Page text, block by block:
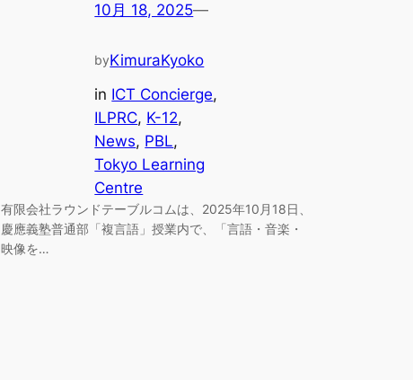
10月 18, 2025—
byKimuraKyoko
in ICT Concierge
ILPRC, K-12
News, PBL
Tokyo Learning
Centre
有限会社ラウンドテーブルコムは、2025年10月18日、
慶應義塾普通部「複言語」授業内で、「言語・音楽・
映像を…